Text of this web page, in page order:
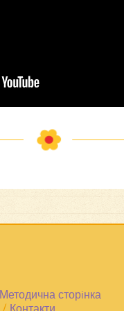
Методична сторiнка